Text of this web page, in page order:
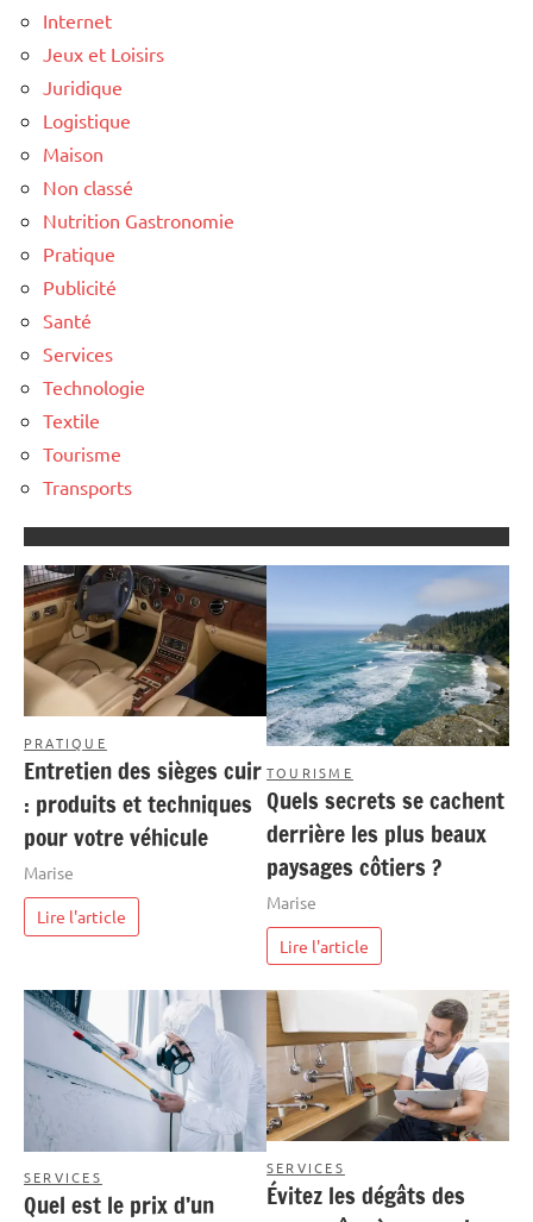
Internet
Jeux et Loisirs
Juridique
Logistique
Maison
Non classé
Nutrition Gastronomie
Pratique
Publicité
Santé
Services
Technologie
Textile
Tourisme
Transports
PRATIQUE
Entretien des sièges cuir
: produits et techniques
pour votre véhicule
Marise
Lire l'article
TOURISME
Quels secrets se cachent
derrière les plus beaux
paysages côtiers ?
Marise
Lire l'article
SERVICES
Quel est le prix d’un
SERVICES
Évitez les dégâts des